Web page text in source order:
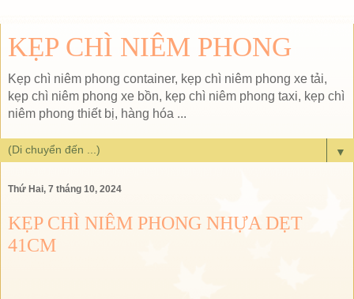
KẸP CHÌ NIÊM PHONG
Kẹp chì niêm phong container, kẹp chì niêm phong xe tải,
kẹp chì niêm phong xe bồn, kẹp chì niêm phong taxi, kẹp chì
niêm phong thiết bị, hàng hóa ...
▼
Thứ Hai, 7 tháng 10, 2024
KẸP CHÌ NIÊM PHONG NHỰA DẸT
41CM